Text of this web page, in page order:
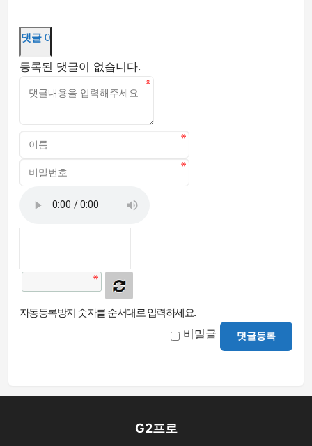
댓글 0
등록된 댓글이 없습니다.
자동등록방지 숫자를 순서대로 입력하세요.
비밀글 댓글등록
G2프로